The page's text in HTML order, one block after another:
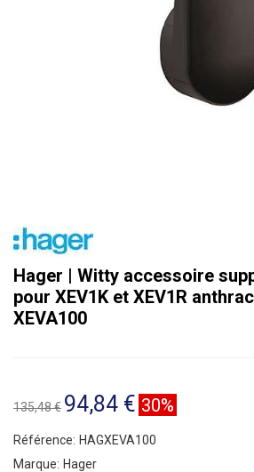
Hager | Witty accessoire
pour XEV1K et XEV1R
XEVA100
135,48 € 94,84 € 30%
Référence: HAGXEVA100
Marque: Hager